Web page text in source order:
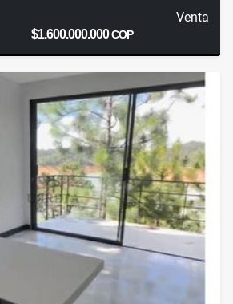
Venta
$1.600.000.000COP